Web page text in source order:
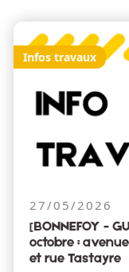
Infos travaux
27/05/2026
[BONNEFOY -
octobre :
et rue Tastayre